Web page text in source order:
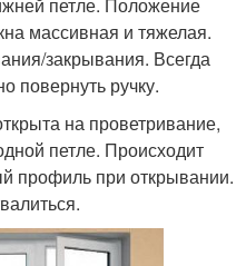
петле. Положение
массивная и тяжелая.
закрывания. Всегда
повернуть ручку.
на проветривание,
петле. Происходит
профиль при открывании.